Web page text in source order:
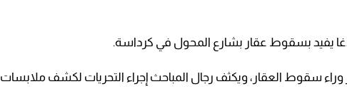
يفيد بسقوط عقار بشارع المحول في كرداسة.
سقوط العقار، ويكثف رجال المباحث إجراء التحريات لكشف ملابسات